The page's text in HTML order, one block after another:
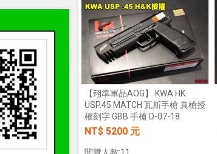
【翔準軍品AOG】 KWA HK
USP.45 MATCH 瓦斯手槍 真槍授
權刻字 GBB 手槍 D-07-18
NT$ 5200 元